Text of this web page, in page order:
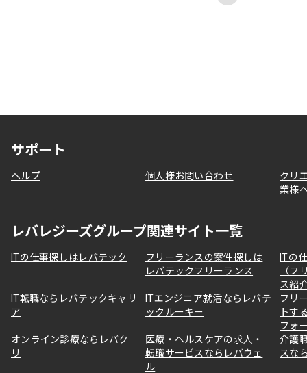
サポート
ヘルプ 個人様お問い合わせ
クリ
業様
レバレジーズグループ関連サイト一覧
ITの仕事探しはレバテック
フリーランスの案件探しは
レバテックフリーランス
ITの
（フ
ス紹
IT転職ならレバテックキャリ
ア
ITエンジニア就活ならレバテ
ックルーキー
フリ
トす
フォ
オンライン診療ならレバク
リ
医療・ヘルスケアの求人・
転職サービスならレバウェ
ル
介護
スな